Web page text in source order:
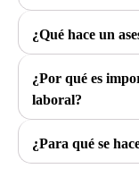
¿Qué hace un
¿Por qué es
laboral?
¿Para qué se